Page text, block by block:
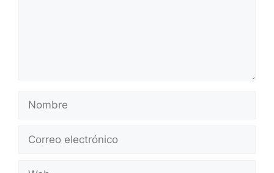
Nombre
Correo
Web